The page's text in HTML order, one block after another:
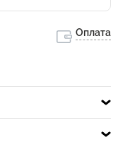
Оплата